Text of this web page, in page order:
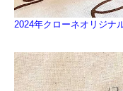
2024年クローネオリジナ